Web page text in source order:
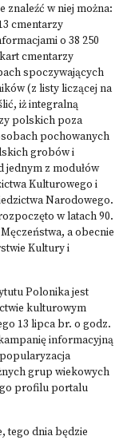
znaleźć w niej można:
cmentarzy
o 38 250
cmentarzy
spoczywających
(z listy liczącej na
iż integralną
polskich poza
pochowanych
grobów i
jednym z modułów
Kulturowego i
Narodowego.
w latach 90.
a obecnie
Kultury i
Polonika jest
kulturowym
13 lipca br. o godz.
informacyjną
grup wiekowych
profilu portalu
tego dnia będzie